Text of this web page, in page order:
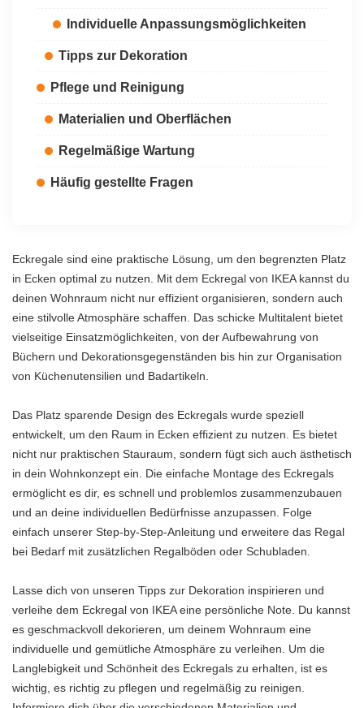
Individuelle Anpassungsmöglichkeiten
Tipps zur Dekoration
Pflege und Reinigung
Materialien und Oberflächen
Regelmäßige Wartung
Häufig gestellte Fragen
Eckregale sind eine praktische Lösung, um den begrenzten Platz
in Ecken optimal zu nutzen. Mit dem Eckregal von IKEA kannst du
deinen Wohnraum nicht nur effizient organisieren, sondern auch
eine stilvolle Atmosphäre schaffen. Das schicke Multitalent bietet
vielseitige Einsatzmöglichkeiten, von der Aufbewahrung von
Büchern und Dekorationsgegenständen bis hin zur Organisation
von Küchenutensilien und Badartikeln.
Das Platz sparende Design des Eckregals wurde speziell
entwickelt, um den Raum in Ecken effizient zu nutzen. Es bietet
nicht nur praktischen Stauraum, sondern fügt sich auch ästhetisch
in dein Wohnkonzept ein. Die einfache Montage des Eckregals
ermöglicht es dir, es schnell und problemlos zusammenzubauen
und an deine individuellen Bedürfnisse anzupassen. Folge
einfach unserer Step-by-Step-Anleitung und erweitere das Regal
bei Bedarf mit zusätzlichen Regalböden oder Schubladen.
Lasse dich von unseren Tipps zur Dekoration inspirieren und
verleihe dem Eckregal von IKEA eine persönliche Note. Du kannst
es geschmackvoll dekorieren, um deinem Wohnraum eine
individuelle und gemütliche Atmosphäre zu verleihen. Um die
Langlebigkeit und Schönheit des Eckregals zu erhalten, ist es
wichtig, es richtig zu pflegen und regelmäßig zu reinigen.